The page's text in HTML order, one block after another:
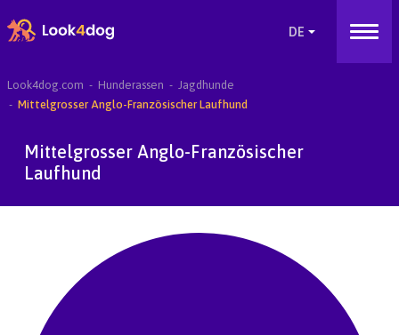
Look4dog.com Hunderassen
Jagdhunde
Mittelgrosser Anglo-Französischer Laufhund
Mittelgrosser Anglo-Französischer
Laufhund